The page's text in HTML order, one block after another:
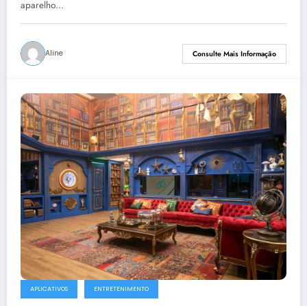
aparelho…
Aline Consulte Mais Informação
APLICATIVOS ENTRETENIMENTO